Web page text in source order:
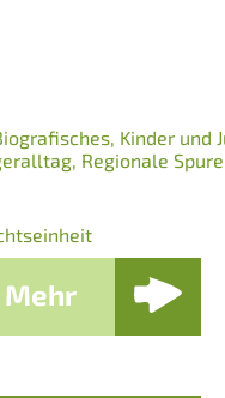
Kinder und
Regionale
Mehr